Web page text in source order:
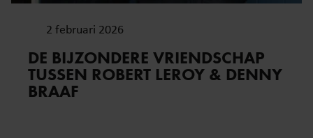
2 februari 2026
DE BIJZONDERE VRIENDSCHAP
TUSSEN ROBERT LEROY & DENNY
BRAAF